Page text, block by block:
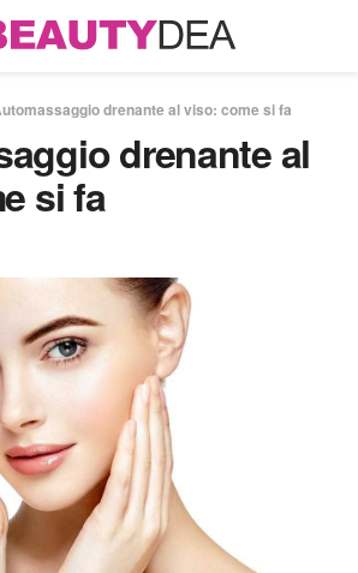
drenante al viso: come si fa
drenante al
si fa